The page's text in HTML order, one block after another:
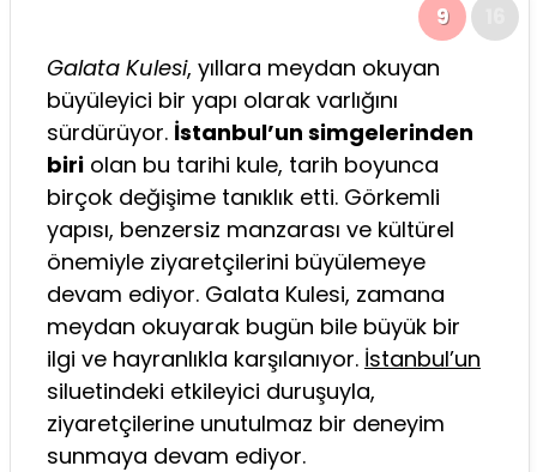
9
Galata Kulesi, yıllara meydan okuyan
büyüleyici bir yapı olarak varlığını
sürdürüyor. İstanbul’un simgelerinden
biri olan bu tarihi kule, tarih boyunca
birçok değişime tanıklık etti. Görkemli
yapısı, benzersiz manzarası ve kültürel
önemiyle ziyaretçilerini büyülemeye
devam ediyor. Galata Kulesi, zamana
meydan okuyarak bugün bile büyük bir
ilgi ve hayranlıkla karşılanıyor. İstanbul’un
siluetindeki etkileyici duruşuyla,
ziyaretçilerine unutulmaz bir deneyim
sunmaya devam ediyor.